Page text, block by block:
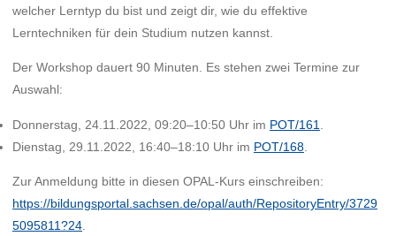
welcher Lerntyp du bist und zeigt dir, wie du effektive
Lerntechniken für dein Studium nutzen kannst.
Der Workshop dauert 90 Minuten. Es stehen zwei Termine zur
Auswahl:
Donnerstag, 24.11.2022, 09:20–10:50 Uhr im POT/161
Dienstag, 29.11.2022, 16:40–18:10 Uhr im POT/168
Zur Anmeldung bitte in diesen OPAL-Kurs einschreiben:
https://bildungsportal.sachsen.de/opal/auth/RepositoryEntry/3729
5095811?24.